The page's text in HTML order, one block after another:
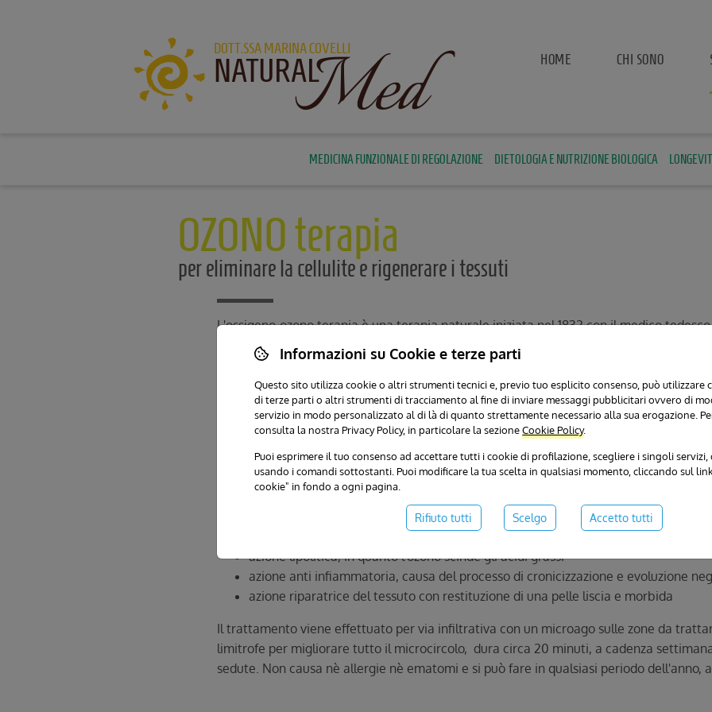
DOTT.SSA MARINA COVELLI
NATURALMed HOME CHI SONO
MEDICINA FUNZIONALE DI REGOLAZIONE DIETOLOGIA E NUTRIZIONE BIOLOGICA
OZONO terapia
per eliminare la cellulite e rigenerare i tessuti
L'ossigeno-ozono terapia è una terapia naturale iniziata nel 1832 con il medico
utilizza una miscela di Ossigeno O2 e Ozono O3, in percentuale variabile , che viene
momento della terapia, secondo protocolli standardizzati dalle società scientifiche di
utilizza uno strumento, un fotometro, che permette di determinare la concentrazione
poichè la molecola di O3 è altamente instabile, la miscela deve essere preparata al
dall'O2. L'ozono è tossico solo se viene inalato, ma diventa terapeutico per tutte le
somministrazione, pur avendo alcune controindicazioni base, tra cui il favismo, la
E' utilizzata nei vari stadi della cellulite: edematosa, fibrosa e sclerotica, avendo
e dei risultati differenti a seconda dello stadio di partenza. I meccanismi d'azione
azione anti edemigena, riattivando il microcircolo e la detossificazione tissutale
azione lipolitica, in quanto l'ozono scinde gli acidi grassi
azione anti infiammatoria, causa del processo di cronicizzazione e evoluzione
azione riparatrice del tessuto con restituzione di una pelle liscia e morbida
Il trattamento viene effettuato per via infiltrativa con un microago sulle zone da
limitrofe per migliorare tutto il microcircolo, dura circa 20 minuti, a cadenza
sedute. Non causa nè allergie nè ematomi e si può fare in qualsiasi periodo dell'anno,
Informazioni su Cookie e terze parti
Questo sito utilizza cookie o altri strumenti tecnici e, previo tuo esplicito consenso, può utilizzare
di terze parti o altri strumenti di tracciamento al fine di inviare messaggi pubblicitari ovvero di
servizio in modo personalizzato al di là di quanto strettamente necessario alla sua erogazione.
consulta la nostra Privacy Policy, in particolare la sezioneCookie Policy.
Puoi esprimere il tuo consenso ad accettare tutti i cookie di profilazione, scegliere i singoli
usando i comandi sottostanti. Puoi modificare la tua scelta in qualsiasi momento, cliccando sul
cookie" in fondo a ogni pagina.
Rifiuto tutti Scelgo Accetto tutti